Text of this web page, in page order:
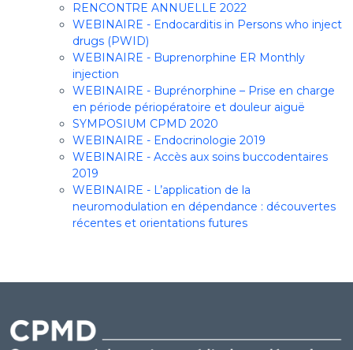
RENCONTRE ANNUELLE 2022
WEBINAIRE - Endocarditis in Persons who inject
drugs (PWID)
WEBINAIRE - Buprenorphine ER Monthly
injection
WEBINAIRE - Buprénorphine – Prise en charge
en période périopératoire et douleur aiguë
SYMPOSIUM CPMD 2020
WEBINAIRE - Endocrinologie 2019
WEBINAIRE - Accès aux soins buccodentaires
2019
WEBINAIRE - L’application de la
neuromodulation en dépendance : découvertes
récentes et orientations futures